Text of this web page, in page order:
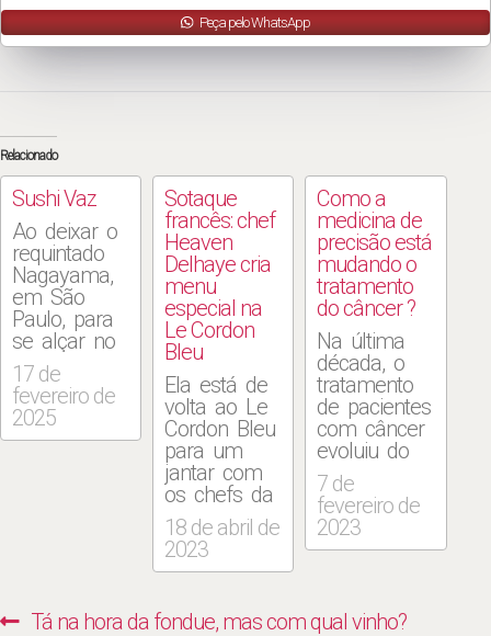
Peça pelo WhatsApp
Relacionado
Sushi Vaz
Ao deixar o
requintado
Nagayama,
em São
Paulo, para
se alçar no
sonho do
restaurante
próprio, o
chef Wdson
pena. Hoje,
17 de
fevereiro de
2025
Sotaque
francês: chef
Heaven
Delhaye cria
menu
especial na
Le Cordon
Bleu
Ela está de
volta ao Le
Cordon Bleu
para um
jantar com
os chefs da
casa. A chef
Heaven
Delhaye vai
Signatures
18 de abril de
2023
Como a
medicina de
precisão está
mudando o
tratamento
do câncer ?
Na última
década, o
tratamento
de pacientes
com câncer
evoluiu do
que era feito
com base
no tipo de
tumor para
moleculares
7 de
fevereiro de
2023
Navegação
Previous
Tá na hora da fondue, mas com qual vinho?